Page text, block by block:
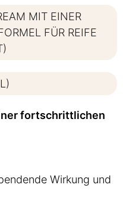
MIT EINER
FÜR REIFE
fortschrittlichen
Wirkung und